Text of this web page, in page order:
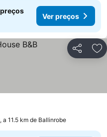
Ver preços
Partilhar
a 11.5 km de Ballinrobe